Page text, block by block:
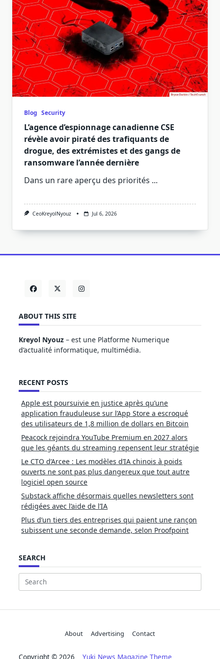
Blog Security
L’agence d’espionnage canadienne CSE
révèle avoir piraté des trafiquants de
drogue, des extrémistes et des gangs de
ransomware l’année dernière
Dans un rare aperçu des priorités ...
CeoKreyolNyouz Jul 6, 2026
ABOUT THIS SITE
Kreyol Nyouz – est une Platforme Numerique
d’actualité informatique, multimédia.
RECENT POSTS
Apple est poursuivie en justice après qu’une
application frauduleuse sur l’App Store a escroqué
des utilisateurs de 1,8 million de dollars en Bitcoin
Peacock rejoindra YouTube Premium en 2027 alors
que les géants du streaming repensent leur stratégie
Le CTO d’Arcee : Les modèles d’IA chinois à poids
ouverts ne sont pas plus dangereux que tout autre
logiciel open source
Substack affiche désormais quelles newsletters sont
rédigées avec l’aide de l’IA
Plus d’un tiers des entreprises qui paient une rançon
subissent une seconde demande, selon Proofpoint
SEARCH
Search
About Advertising Contact
Copyright © 2026 Yuki News Magazine Theme